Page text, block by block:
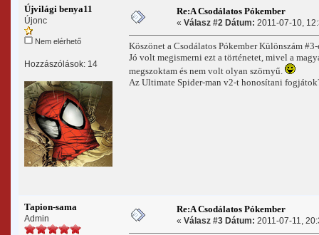
Újvilági benya11
Újonc
Nem elérhető
Hozzászólások: 14
Re:A Csodálatos Pókember
« Válasz #2 Dátum: 2011-07-10,
Köszönet a Csodálatos Pókember Különszám
Jó volt megismerni ezt a történetet, mivel a
megszoktam és nem volt olyan szörnyű.
Az Ultimate Spider-man v2-t honosítani
Tapion-sama
Admin
Re:A Csodálatos Pókember
« Válasz #3 Dátum: 2011-07-11,